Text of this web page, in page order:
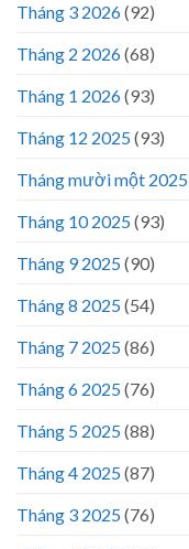
Tháng 3 2026(92)
Tháng 2 2026(68)
Tháng 1 2026(93)
Tháng 12 2025(93)
Tháng mười một 2025
Tháng 10 2025(93)
Tháng 9 2025(90)
Tháng 8 2025(54)
Tháng 7 2025(86)
Tháng 6 2025(76)
Tháng 5 2025(88)
Tháng 4 2025(87)
Tháng 3 2025(76)